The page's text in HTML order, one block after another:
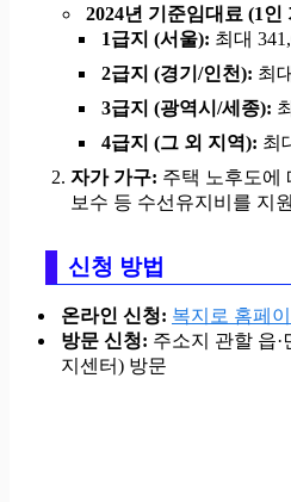
2024년 기준임대료 (1인
1급지 (서울): 최대
2급지 (경기/인천): 최
3급지 (광역시/세종):
4급지 (그 외 지역): 최
자가 가구: 주택 노후도에
보수 등 수선유지비를 지
신청 방법
온라인 신청: 복지로 홈페이
방문 신청: 주소지 관할 읍·
지센터) 방문